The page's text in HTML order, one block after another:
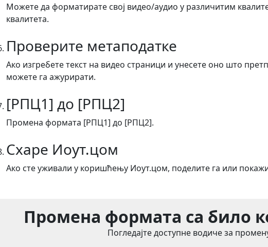
Можете да форматирате свој видео/аудио у различитим
квалитета.
Проверите метаподатке
Ако изгребете текст на видео страници и унесете оно што
можете га ажурирати.
[РПЦ1] до [РПЦ2]
Промена формата [РПЦ1] до [РПЦ2].
Схаре Иоут.цом
Ако сте уживали у коришћењу Иоут.цом, поделите га или
Промена формата са било
Погледајте доступне водиче за